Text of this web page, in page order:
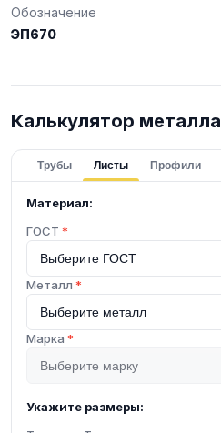
Обозначение
ЭП670
Калькулятор металла
Трубы Листы Профили
Материал:
ГОСТ *
Металл *
Марка *
Укажите размеры: